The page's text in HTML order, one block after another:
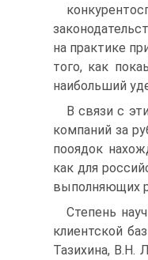
на практике
того, как
наибольший
В связи с
компаний за
пооядок
как для
выполняющих
Степень
клиентской
Тазихина, В.Н.